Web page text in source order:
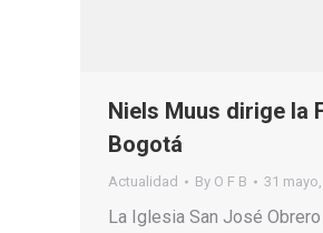
Niels Muus dirige la
Bogotá
Actualidad By O F B 31
La Iglesia San José